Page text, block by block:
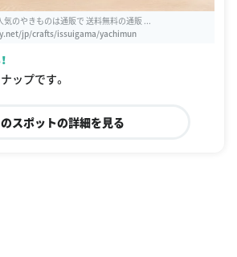
のやきものは通販で 送料無料の通販 ...
jp/crafts/issuigama/yachimun
ップです。
スポットの詳細を見る